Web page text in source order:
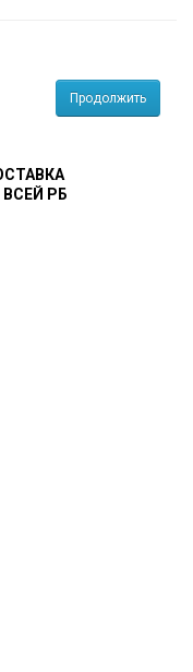
Продолжить
ВСЕЙ РБ